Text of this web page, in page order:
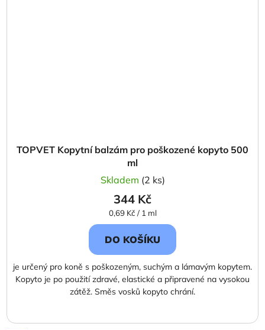
TOPVET Kopytní balzám pro poškozené kopyto 500
ml
Skladem (2 ks)
344 Kč
Měrná
cena:
0,69 Kč / 1 ml
DO KOŠÍKU
je určený pro koně s poškozeným, suchým a lámavým kopytem.
Kopyto je po použití zdravé, elastické a připravené na vysokou
zátěž. Směs vosků kopyto chrání.